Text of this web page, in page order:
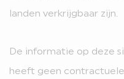
landen verkrijgbaar zijn.
De informatie op deze
heeft geen